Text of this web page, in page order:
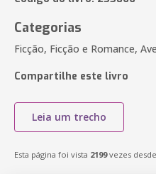
Categorias
Ficção, Ficção e Romance,
Compartilhe este livro
Leia um trecho
Esta página foi vista 2199vezes